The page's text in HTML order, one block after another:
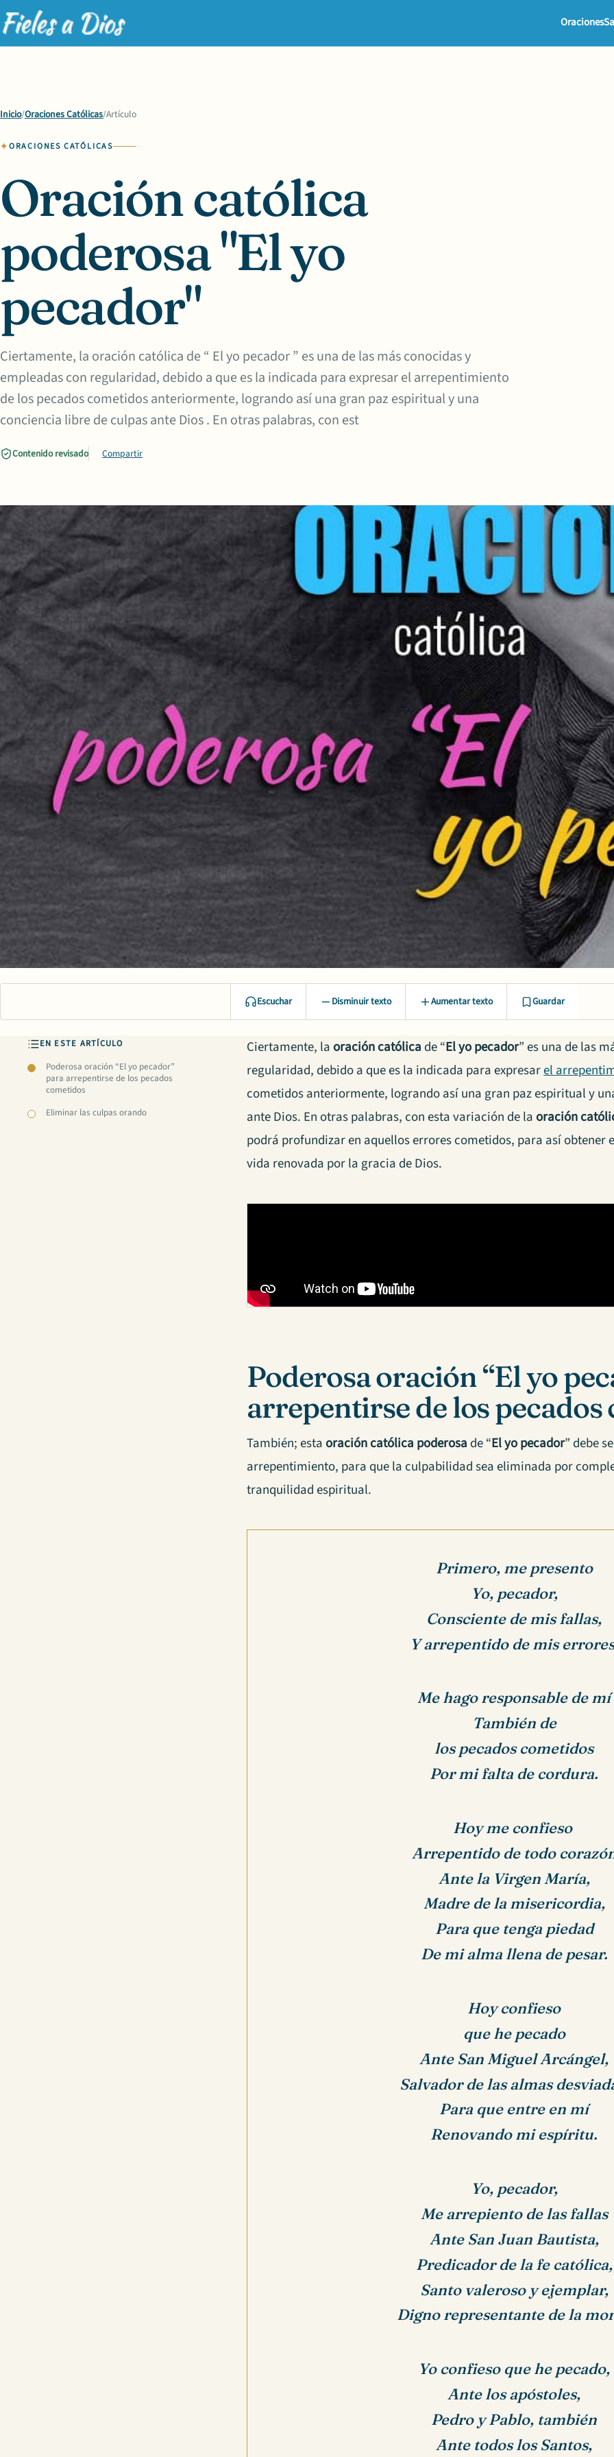
Oraciones
Inicio/Oraciones Católicas/Artículo
ORACIONES CATÓLICAS
Oración católica
poderosa "El yo
pecador"
Ciertamente, la oración católica de “ El yo pecador ” es una de las más conocidas y
empleadas con regularidad, debido a que es la indicada para expresar el arrepentimiento
de los pecados cometidos anteriormente, logrando así una gran paz espiritual y una
conciencia libre de culpas ante Dios . En otras palabras, con est
Contenido revisado Compartir
Escuchar Disminuir texto Aumentar texto Guardar
EN ESTE ARTÍCULO
Poderosa oración “El yo pecador”
para arrepentirse de los pecados
cometidos
Eliminar las culpas orando
Ciertamente, la oración católica de “El yo pecador” es una de las
regularidad, debido a que es la indicada para expresarel
cometidos anteriormente, logrando así una gran paz espiritual y
anteDios. En otras palabras, con esta variación de la oración
podrá profundizar en aquellos errores cometidos, para así obtener
vida renovada por la gracia deDios.
Poderosa oración “El yo
arrepentirse de los
También; esta oración católica poderosa de “El yo pecador” debe
arrepentimiento, para que la culpabilidad sea eliminada por
tranquilidad espiritual.
Primero, me presento
Yo, pecador,
Consciente de mis fallas,
Y arrepentido de mis
Me hago responsable de mí
Tambiénde
los pecados cometidos
Por mi falta de cordura.
Hoy me confieso
Arrepentido de todo
Ante la Virgen María,
Madre de la misericordia,
Para que tenga piedad
De mi alma llena de pesar.
Hoy confieso
que he pecado
Ante San Miguel Arcángel,
Salvador de las almas
Para que entre en mí
Renovando mi espíritu.
Yo, pecador,
Me arrepiento de las fallas
Ante San Juan Bautista,
Predicador de la fe católica,
Santo valeroso y ejemplar,
Digno representante de la
Yo confieso que he pecado,
Ante los apóstoles,
Pedro y Pablo, también
Ante todos los Santos,